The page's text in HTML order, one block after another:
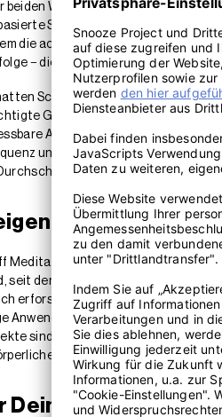
beiden Wissenschaftlerinnen und
Schlaflosigkeits-Therapie
die achtsamkeitsbasierte
− dies galt insbesondere auch
Schlafexperten deutliche
Gedankenkarussell
Auswirkungen der
und Blutdruck beim
fördert.
Meditation umfasst
seit dem 20. Jahrhundert aber
erforscht werden. Ein
Anwendung entsprechender
sind belegt. Wesentliche
wie seelischen
Deine erste